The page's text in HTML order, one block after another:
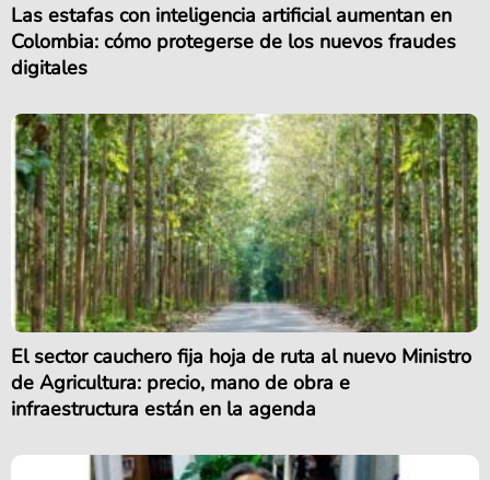
Las estafas con inteligencia artificial aumentan en
Colombia: cómo protegerse de los nuevos fraudes
digitales
El sector cauchero fija hoja de ruta al nuevo Ministro
de Agricultura: precio, mano de obra e
infraestructura están en la agenda